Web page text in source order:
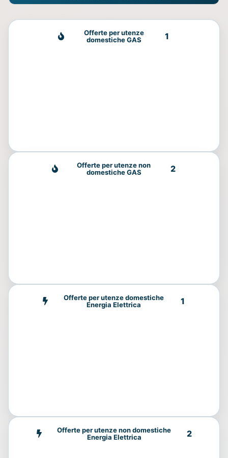
Offerte per utenze
domestiche GAS
1
Offerte per utenze non
domestiche GAS
2
Offerte per utenze domestiche
Energia Elettrica
1
Offerte per utenze non domestiche
Energia Elettrica
2